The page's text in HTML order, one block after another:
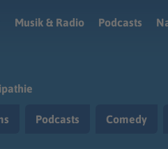
Musik & Radio Podcasts
Podcasts Comedy